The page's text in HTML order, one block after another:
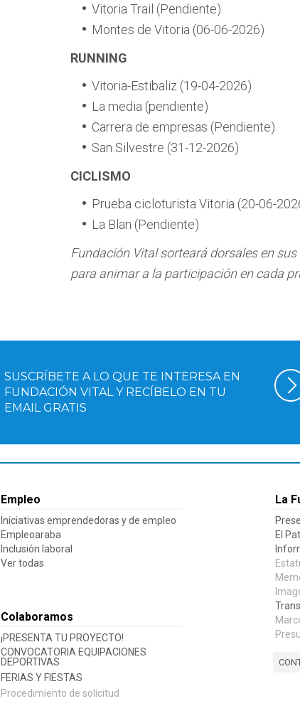
Vitoria Trail (Pendiente)
Montes de Vitoria (06-06-2026)
RUNNING
Vitoria-Estibaliz (19-04-2026)
La media (pendiente)
Carrera de empresas (Pendiente)
San Silvestre (31-12-2026)
CICLISMO
Prueba cicloturista Vitoria (20-06-
La Blan (Pendiente)
Fundación Vital sorteará dorsales en
para animar a la participación en cada
SUSCRÍBETE A LO QUE TE INTERESA EN
FUNDACIÓN VITAL Y RECÍBELO EN TU
EMAIL GRATIS
Empleo
Iniciativas emprendedoras y de empleo
Empleoaraba
Inclusión laboral
Ver todas
Colaboramos
¡PRESENTA TU PROYECTO!
CONVOCATORIA EQUIPACIONES
DEPORTIVAS
FERIAS Y FIESTAS
Procedimiento de solicitud
La
El